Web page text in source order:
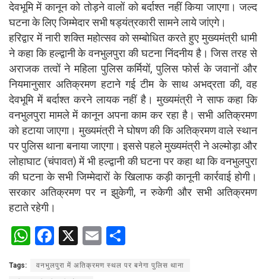
देवभूमि में कानून को तोड़ने वालों को बर्दाश्त नहीं किया जाएगा। जल्द
घटना के लिए जिम्मेदार सभी षड्यंत्रकारी सामने लाये जांएगे।
हरिद्वार में नारी शक्ति महोत्सव को सम्बोधित करते हुए मुख्यमंत्री धामी
ने कहा कि हल्द्वानी के वनभुलपुरा की घटना निंदनीय है। जिस तरह से
अराजक तत्वों ने महिला पुलिस कर्मियों, पुलिस फोर्स के जवानों और
नियमानुसार अतिक्रमण हटाने गई टीम के साथ अभद्रता की, वह
देवभूमि में बर्दाश्त करने लायक नहीं है। मुख्यमंत्री ने साफ कहा कि
वनभुलपुरा मामले में कानून अपना काम कर रहा है। सभी अतिक्रमण
को हटाया जाएगा। मुख्यमंत्री ने घोषण की कि अतिक्रमण वाले स्थान
पर पुलिस थाना बनाया जाएगा। इससे पहले मुख्यमंत्री ने अल्मोड़ा और
लोहाघाट (चंपावत) में भी हल्द्वानी की घटना पर कहा था कि वनभुलपुरा
की घटना के सभी जिम्मेदारों के खिलाफ कड़ी कानूनी कार्रवाई होगी।
सरकार अतिक्रमण पर न झुकेगी, न रुकेगी और सभी अतिक्रमण
हटाते रहेगी।
W
at
F
ce
X
E
ail ar
Tags: वनभुलपुरा में अतिक्रमण स्थल पर बनेगा पुलिस थाना